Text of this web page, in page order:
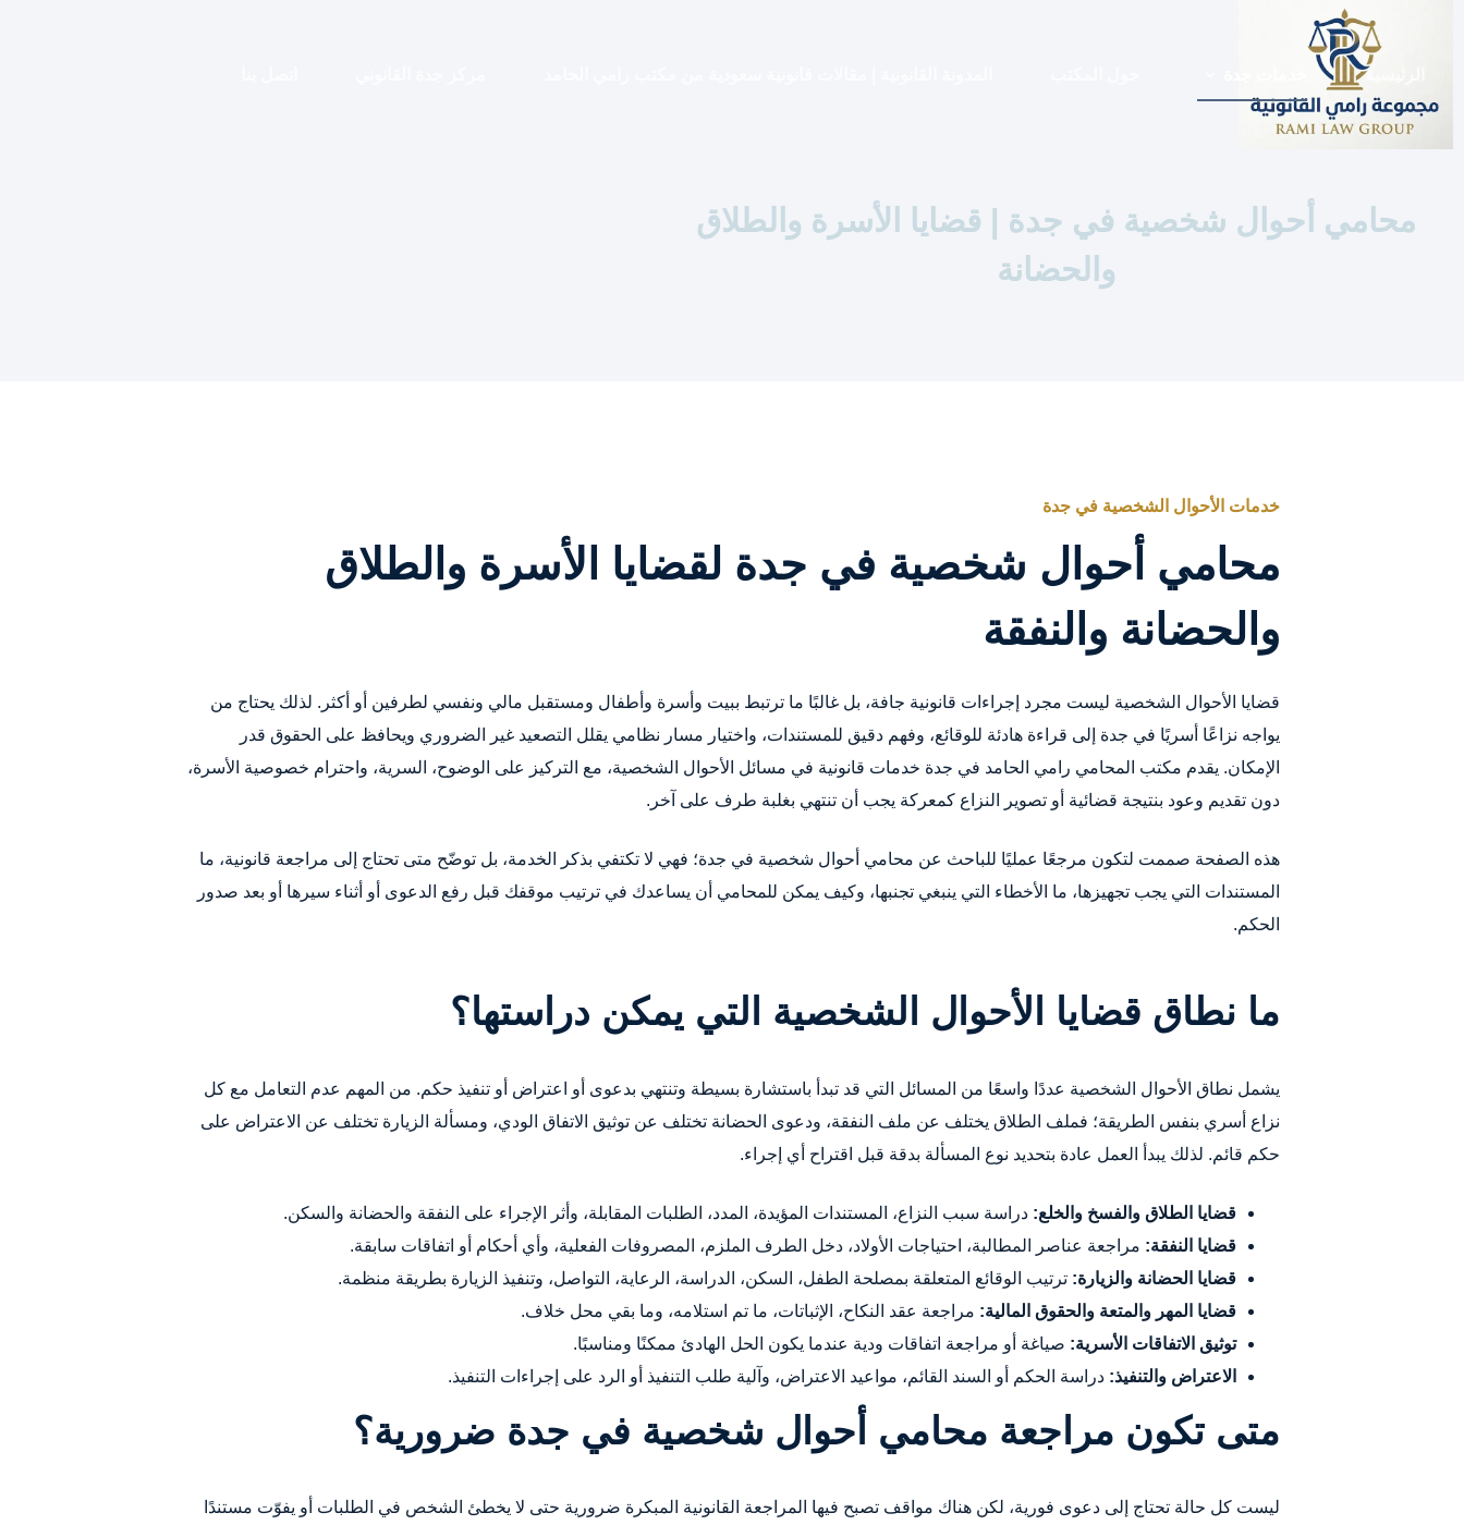
الرئيسية
محامي أحوال شخصية في جدة | قضايا الأسرة والطلاق
والحضانة
خدمات الأحوال الشخصية في جدة
محامي أحوال شخصية في جدة لقضايا الأسرة والطلاق
والحضانة والنفقة
قضايا الأحوال الشخصية ليست مجرد إجراءات قانونية جافة، بل غالبًا ما ترتبط ببيت وأسرة وأطفال ومستقبل مالي ونفسي لطرفين أو أكثر. لذلك يحتاج من
يواجه نزاعًا أسريًا في جدة إلى قراءة هادئة للوقائع، وفهم دقيق للمستندات، واختيار مسار نظامي يقلل التصعيد غير الضروري ويحافظ على الحقوق قدر
الإمكان. يقدم مكتب المحامي رامي الحامد في جدة خدمات قانونية في مسائل الأحوال الشخصية، مع التركيز على الوضوح، السرية، واحترام خصوصية الأسرة،
دون تقديم وعود بنتيجة قضائية أو تصوير النزاع كمعركة يجب أن تنتهي بغلبة طرف على آخر.
هذه الصفحة صممت لتكون مرجعًا عمليًا للباحث عن محامي أحوال شخصية في جدة؛ فهي لا تكتفي بذكر الخدمة، بل توضّح متى تحتاج إلى مراجعة قانونية، ما
المستندات التي يجب تجهيزها، ما الأخطاء التي ينبغي تجنبها، وكيف يمكن للمحامي أن يساعدك في ترتيب موقفك قبل رفع الدعوى أو أثناء سيرها أو بعد صدور
الحكم.
ما نطاق قضايا الأحوال الشخصية التي يمكن دراستها؟
يشمل نطاق الأحوال الشخصية عددًا واسعًا من المسائل التي قد تبدأ باستشارة بسيطة وتنتهي بدعوى أو اعتراض أو تنفيذ حكم. من المهم عدم التعامل مع كل
نزاع أسري بنفس الطريقة؛ فملف الطلاق يختلف عن ملف النفقة، ودعوى الحضانة تختلف عن توثيق الاتفاق الودي، ومسألة الزيارة تختلف عن الاعتراض على
حكم قائم. لذلك يبدأ العمل عادة بتحديد نوع المسألة بدقة قبل اقتراح أي إجراء.
قضايا الطلاق والفسخ والخلع: دراسة سبب النزاع، المستندات المؤيدة، المدد، الطلبات المقابلة، وأثر الإجراء على النفقة والحضانة والسكن.
قضايا النفقة: مراجعة عناصر المطالبة، احتياجات الأولاد، دخل الطرف الملزم، المصروفات الفعلية، وأي أحكام أو اتفاقات سابقة.
قضايا الحضانة والزيارة: ترتيب الوقائع المتعلقة بمصلحة الطفل، السكن، الدراسة، الرعاية، التواصل، وتنفيذ الزيارة بطريقة منظمة.
قضايا المهر والمتعة والحقوق المالية: مراجعة عقد النكاح، الإثباتات، ما تم استلامه، وما بقي محل خلاف.
توثيق الاتفاقات الأسرية: صياغة أو مراجعة اتفاقات ودية عندما يكون الحل الهادئ ممكنًا ومناسبًا.
الاعتراض والتنفيذ: دراسة الحكم أو السند القائم، مواعيد الاعتراض، وآلية طلب التنفيذ أو الرد على إجراءات التنفيذ.
متى تكون مراجعة محامي أحوال شخصية في جدة ضرورية؟
ليست كل حالة تحتاج إلى دعوى فورية، لكن هناك مواقف تصبح فيها المراجعة القانونية المبكرة ضرورية حتى لا يخطئ الشخص في الطلبات أو يفوّت مستندًا